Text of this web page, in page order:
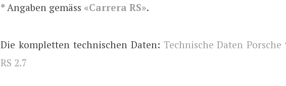
* Angaben gemäss «Carrera RS».
Die kompletten technischen Daten: Technische Daten Porsche
RS 2.7